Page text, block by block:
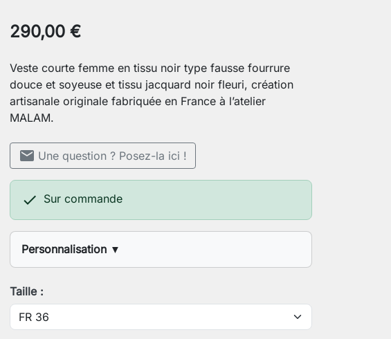
290,00 €
Veste courte femme en tissu noir type fausse fourrure
douce et soyeuse et tissu jacquard noir fleuri, création
artisanale originale fabriquée en France à l’atelier
MALAM.
mail Une question ? Posez-la ici !
 Sur commande
Personnalisation ▼
Votre stature (1.60m, 1.70m, etc.)
Taille :